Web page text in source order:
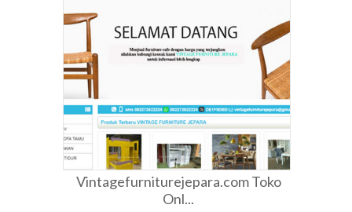
Vintagefurniturejepara.com Toko
Onl...